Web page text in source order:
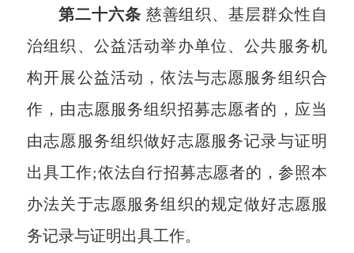
第二十六条 慈善组织、基层群众性自
治组织、公益活动举办单位、公共服务机
构开展公益活动，依法与志愿服务组织合
作，由志愿服务组织招募志愿者的，应当
由志愿服务组织做好志愿服务记录与证明
出具工作;依法自行招募志愿者的，参照本
办法关于志愿服务组织的规定做好志愿服
务记录与证明出具工作。